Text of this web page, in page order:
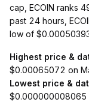
cap, ECOIN ranks
past 24 hours,
low of
Highest price &
$0.00065072 on
Lowest price &
$0.000000008065